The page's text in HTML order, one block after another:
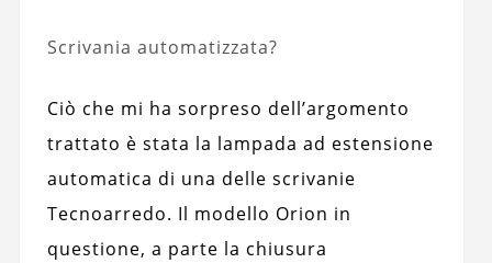
Scrivania automatizzata?
Ciò che mi ha sorpreso dell’argomento
trattato è stata la lampada ad estensione
automatica di una delle scrivanie
Tecnoarredo. Il modello Orion in
questione, a parte la chiusura